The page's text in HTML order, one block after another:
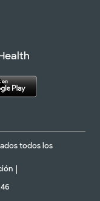
todos los